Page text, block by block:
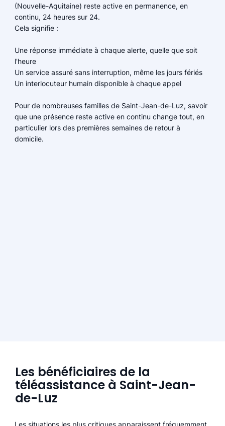
(Nouvelle-Aquitaine) reste active en permanence, en
continu, 24 heures sur 24.
Cela signifie :
Une réponse immédiate à chaque alerte, quelle que soit
l'heure
Un service assuré sans interruption, même les jours fériés
Un interlocuteur humain disponible à chaque appel
Pour de nombreuses familles de Saint-Jean-de-Luz, savoir
que une présence reste active en continu change tout, en
particulier lors des premières semaines de retour à
domicile.
Les bénéficiaires de la
téléassistance à Saint-Jean-
de-Luz